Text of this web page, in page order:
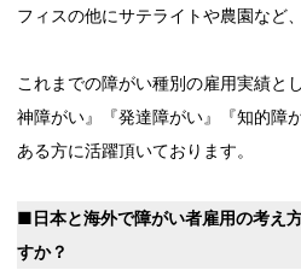
フィスの他にサテライトや農園など
これまでの障がい種別の雇用実績と
神障がい』『発達障がい』『知的障
ある方に活躍頂いております。
■日本と海外で障がい者雇用の考え
すか？